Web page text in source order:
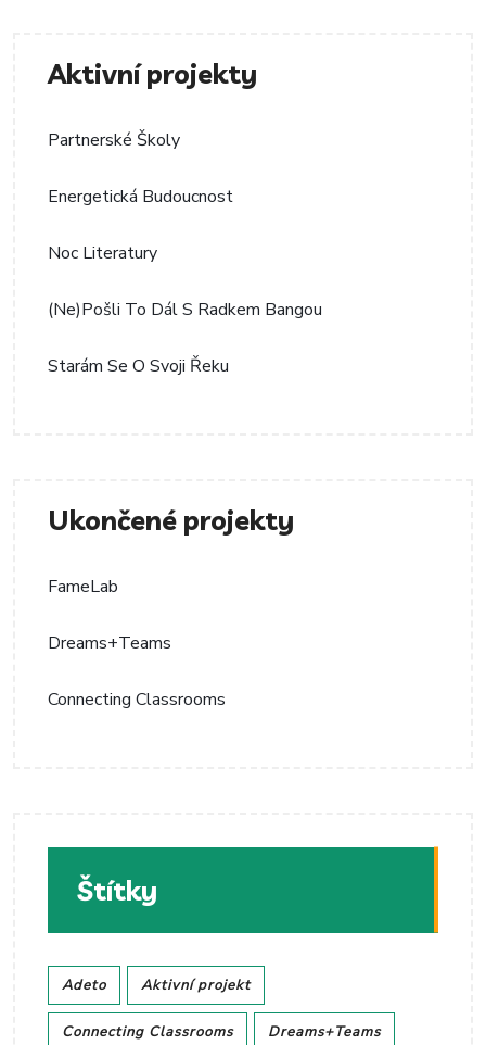
Aktivní projekty
Partnerské Školy
Energetická Budoucnost
Noc Literatury
(Ne)pošli To Dál S Radkem Bangou
Starám Se O Svoji Řeku
Ukončené projekty
FameLab
Dreams+Teams
Connecting Classrooms
Štítky
Adeto Aktivní projekt
Connecting Classrooms Dreams+Teams